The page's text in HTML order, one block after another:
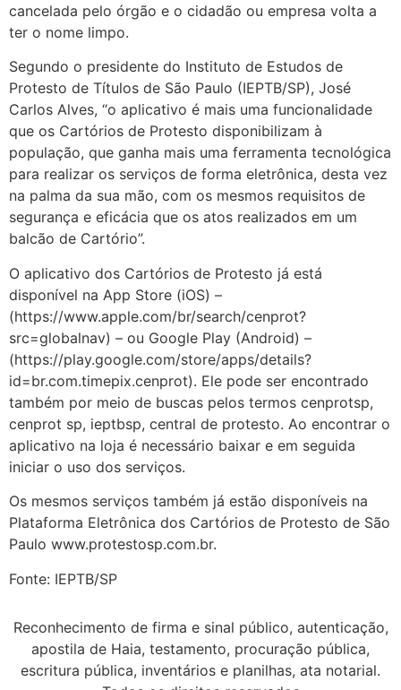
cancelada pelo órgão e o cidadão ou empresa volta a
ter o nome limpo.
Segundo o presidente do Instituto de Estudos de
Protesto de Títulos de São Paulo (IEPTB/SP), José
Carlos Alves, “o aplicativo é mais uma funcionalidade
que os Cartórios de Protesto disponibilizam à
população, que ganha mais uma ferramenta tecnológica
para realizar os serviços de forma eletrônica, desta vez
na palma da sua mão, com os mesmos requisitos de
segurança e eficácia que os atos realizados em um
balcão de Cartório”.
O aplicativo dos Cartórios de Protesto já está
disponível na App Store (iOS) –
(https://www.apple.com/br/search/cenprot?
src=globalnav) – ou Google Play (Android) –
(https://play.google.com/store/apps/details?
id=br.com.timepix.cenprot). Ele pode ser encontrado
também por meio de buscas pelos termos cenprotsp,
cenprot sp, ieptbsp, central de protesto. Ao encontrar o
aplicativo na loja é necessário baixar e em seguida
iniciar o uso dos serviços.
Os mesmos serviços também já estão disponíveis na
Plataforma Eletrônica dos Cartórios de Protesto de São
Paulo www.protestosp.com.br.
Fonte: IEPTB/SP
Reconhecimento de firma e sinal público, autenticação,
apostila de Haia, testamento, procuração pública,
escritura pública, inventários e planilhas, ata notarial.